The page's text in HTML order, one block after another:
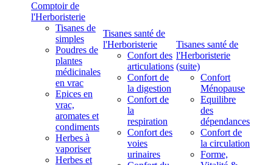
Comptoir de
l'Herboristerie
Tisanes de
simples
Poudres de
plantes
médicinales
en vrac
Epices en
vrac,
aromates et
condiments
Herbes à
vaporiser
Herbes et
Tisanes santé de
l'Herboristerie
Confort des
articulations
Confort de
la digestion
Confort de
la
respiration
Confort des
voies
urinaires
Tisanes santé de
l'Herboristerie
(suite)
Confort
Ménopause
Equilibre
des
dépendances
Confort de
la circulation
Forme,